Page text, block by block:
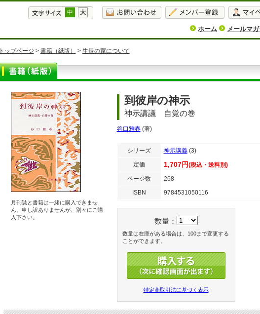
中 大
ホーム メールマ
トップページ > 書籍（紙版） > 生長の家について
月刊誌と書籍は一緒に購入できませ
ん。申し訳ありませんが、別々にご購
入下さい。
到彼岸の神示
神示講議 自覚の巻
谷口雅春 (著)
シリーズ 神示講義 (3)
定価
1,707円(税込・送料別)
ページ数 268
ISBN
9784531050116
数量：
数量は在庫がある場合は、100まで変更する
ことができます。
特定商取引法に基づく表示